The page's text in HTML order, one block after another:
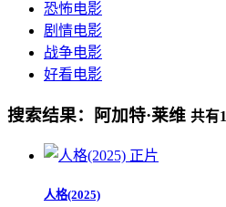
恐怖电影
剧情电影
战争电影
好看电影
搜索结果： 阿加特·莱维 共有1
正片
人格(2025)